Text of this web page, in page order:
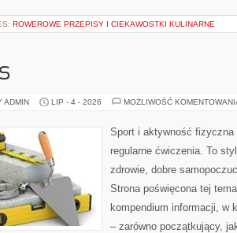
ROWEROWE PRZEPISY I CIEKAWOSTKI KULINARNE
ADMIN LIP - 4 - 2026 MOŻLIWOŚĆ
Sport i aktywność
regularne ćwiczenia. To
zdrowie, dobre
Strona poświęcona tej
kompendium informacji, w
– zarówno początkujący,